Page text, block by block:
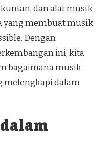
dan alat musik
yang membuat musik
Dengan
ini, kita
bagaimana musik
melengkapi dalam